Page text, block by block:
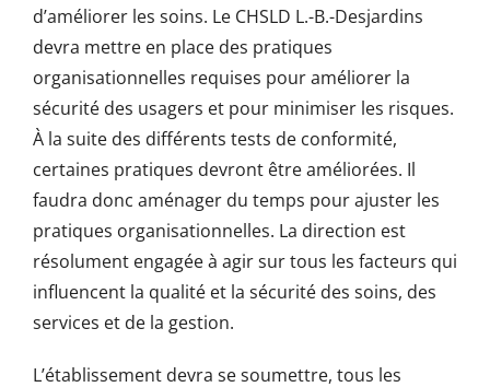
d’améliorer les soins. Le CHSLD L.-B.-Desjardins
devra mettre en place des pratiques
organisationnelles requises pour améliorer la
sécurité des usagers et pour minimiser les risques.
À la suite des différents tests de conformité,
certaines pratiques devront être améliorées. Il
faudra donc aménager du temps pour ajuster les
pratiques organisationnelles. La direction est
résolument engagée à agir sur tous les facteurs qui
influencent la qualité et la sécurité des soins, des
services et de la gestion.
L’établissement devra se soumettre, tous les